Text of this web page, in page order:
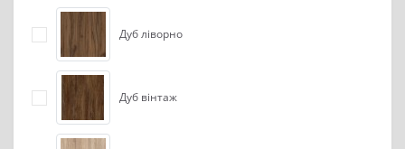
Дуб ліворно
Дуб вінтаж